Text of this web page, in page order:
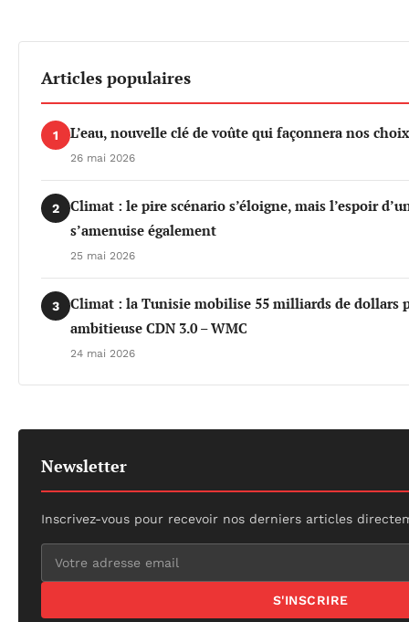
Articles populaires
1 L’eau, nouvelle clé de voûte qui façonnera nos
26 mai 2026
2
Climat : le pire scénario s’éloigne, mais l’espoir
s’amenuise également
25 mai 2026
3
Climat : la Tunisie mobilise 55 milliards de dollars
ambitieuse CDN 3.0 – WMC
24 mai 2026
Newsletter
Inscrivez-vous pour recevoir nos derniers articles
S'INSCRIRE